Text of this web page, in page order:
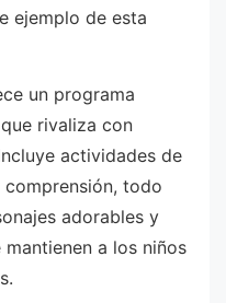
ejemplo de esta
un programa
rivaliza con
actividades de
todo
adorables y
a los niños